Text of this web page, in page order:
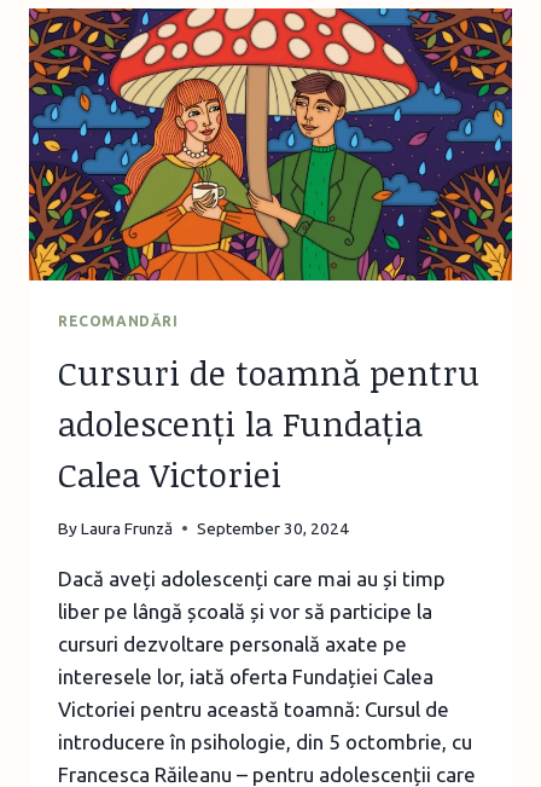
FUNDAȚIA
CALEA
VICTORIEI
–
2025
RECOMANDĂRI
Cursuri de toamnă pentru
adolescenți la Fundația
Calea Victoriei
ByLaura Frunză September 30, 2024
Dacă aveți adolescenți care mai au și timp
liber pe lângă școală și vor să participe la
cursuri dezvoltare personală axate pe
interesele lor, iată oferta Fundației Calea
Victoriei pentru această toamnă: Cursul de
introducere în psihologie, din 5 octombrie, cu
Francesca Răileanu – pentru adolescenții care